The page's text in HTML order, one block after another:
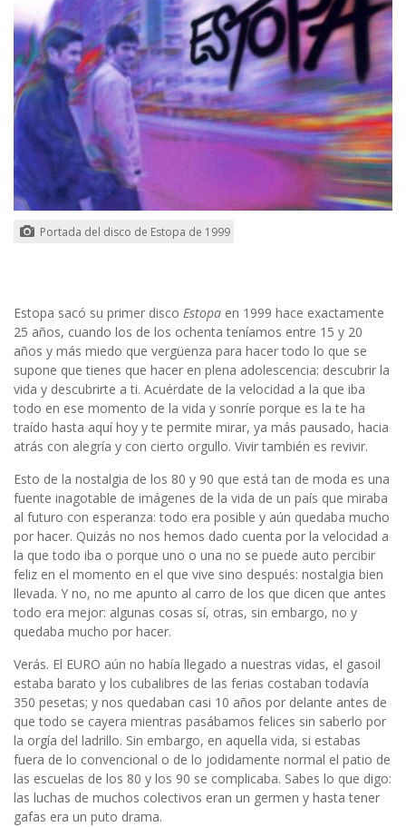
Portada del disco de Estopa de 1999
Estopa sacó su primer disco Estopa en 1999 hace exactamente
25 años, cuando los de los ochenta teníamos entre 15 y 20
años y más miedo que vergüenza para hacer todo lo que se
supone que tienes que hacer en plena adolescencia: descubrir la
vida y descubrirte a ti. Acuérdate de la velocidad a la que iba
todo en ese momento de la vida y sonríe porque es la te ha
traído hasta aquí hoy y te permite mirar, ya más pausado, hacia
atrás con alegría y con cierto orgullo. Vivir también es revivir.
Esto de la nostalgia de los 80 y 90 que está tan de moda es una
fuente inagotable de imágenes de la vida de un país que miraba
al futuro con esperanza: todo era posible y aún quedaba mucho
por hacer. Quizás no nos hemos dado cuenta por la velocidad a
la que todo iba o porque uno o una no se puede auto percibir
feliz en el momento en el que vive sino después: nostalgia bien
llevada. Y no, no me apunto al carro de los que dicen que antes
todo era mejor: algunas cosas sí, otras, sin embargo, no y
quedaba mucho por hacer.
Verás. El EURO aún no había llegado a nuestras vidas, el gasoil
estaba barato y los cubalibres de las ferias costaban todavía
350 pesetas; y nos quedaban casi 10 años por delante antes de
que todo se cayera mientras pasábamos felices sin saberlo por
la orgía del ladrillo. Sin embargo, en aquella vida, si estabas
fuera de lo convencional o de lo jodidamente normal el patio de
las escuelas de los 80 y los 90 se complicaba. Sabes lo que digo:
las luchas de muchos colectivos eran un germen y hasta tener
gafas era un puto drama.